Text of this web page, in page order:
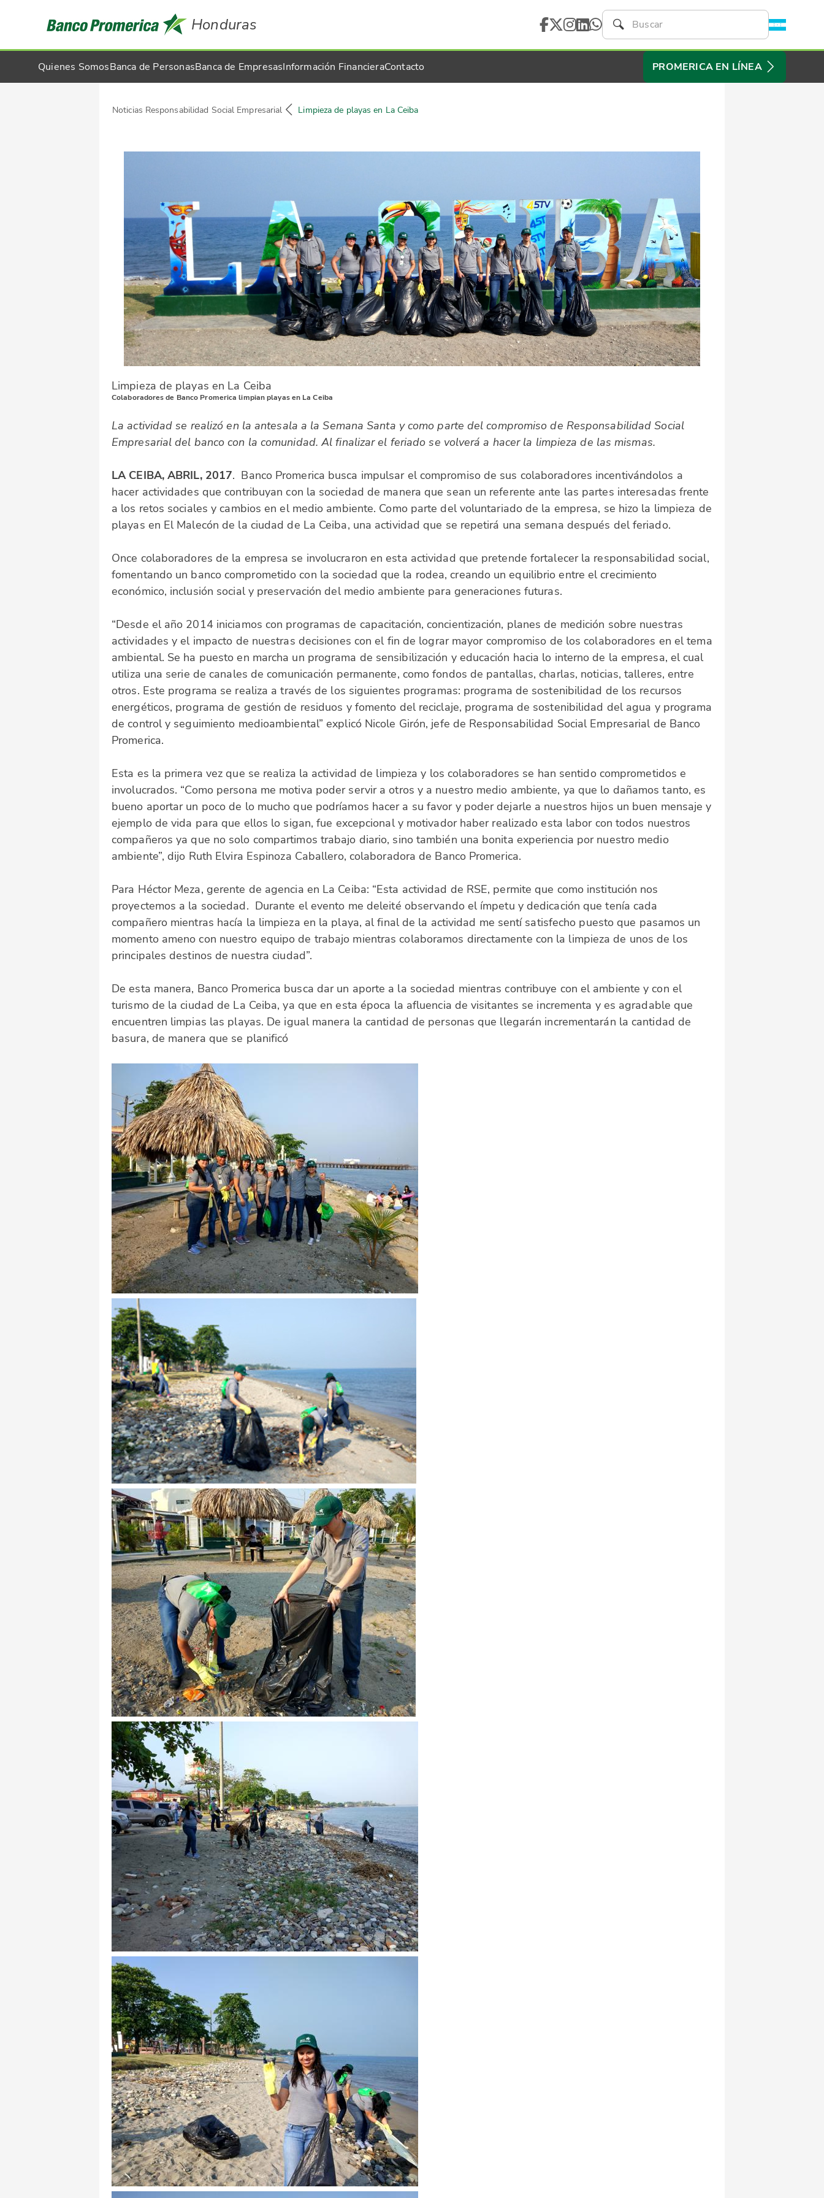
Honduras
Quienes SomosBanca de PersonasBanca de EmpresasInformación FinancieraContacto PROMERICA EN LÍNEA
Limpieza de playas en La Ceiba
Noticias Responsabilidad Social Empresarial
Limpieza de playas en La Ceiba
Colaboradores de Banco Promerica limpian playas en La Ceiba
La actividad se realizó en la antesala a la Semana Santa y como parte del compromiso de Responsabilidad Social
Empresarial del banco con la comunidad. Al finalizar el feriado se volverá a hacer la limpieza de las mismas.
LA CEIBA, ABRIL, 2017. Banco Promerica busca impulsar el compromiso de sus colaboradores incentivándolos a
hacer actividades que contribuyan con la sociedad de manera que sean un referente ante las partes interesadas frente
a los retos sociales y cambios en el medio ambiente. Como parte del voluntariado de la empresa, se hizo la limpieza de
playas en El Malecón de la ciudad de La Ceiba, una actividad que se repetirá una semana después del feriado.
Once colaboradores de la empresa se involucraron en esta actividad que pretende fortalecer la responsabilidad social,
fomentando un banco comprometido con la sociedad que la rodea, creando un equilibrio entre el crecimiento
económico, inclusión social y preservación del medio ambiente para generaciones futuras.
“Desde el año 2014 iniciamos con programas de capacitación, concientización, planes de medición sobre nuestras
actividades y el impacto de nuestras decisiones con el fin de lograr mayor compromiso de los colaboradores en el tema
ambiental. Se ha puesto en marcha un programa de sensibilización y educación hacia lo interno de la empresa, el cual
utiliza una serie de canales de comunicación permanente, como fondos de pantallas, charlas, noticias, talleres, entre
otros. Este programa se realiza a través de los siguientes programas: programa de sostenibilidad de los recursos
energéticos, programa de gestión de residuos y fomento del reciclaje, programa de sostenibilidad del agua y programa
de control y seguimiento medioambiental” explicó Nicole Girón, jefe de Responsabilidad Social Empresarial de Banco
Promerica.
Esta es la primera vez que se realiza la actividad de limpieza y los colaboradores se han sentido comprometidos e
involucrados. “Como persona me motiva poder servir a otros y a nuestro medio ambiente, ya que lo dañamos tanto, es
bueno aportar un poco de lo mucho que podríamos hacer a su favor y poder dejarle a nuestros hijos un buen mensaje y
ejemplo de vida para que ellos lo sigan, fue excepcional y motivador haber realizado esta labor con todos nuestros
compañeros ya que no solo compartimos trabajo diario, sino también una bonita experiencia por nuestro medio
ambiente”, dijo Ruth Elvira Espinoza Caballero, colaboradora de Banco Promerica.
Para Héctor Meza, gerente de agencia en La Ceiba: “Esta actividad de RSE, permite que como institución nos
proyectemos a la sociedad. Durante el evento me deleité observando el ímpetu y dedicación que tenía cada
compañero mientras hacía la limpieza en la playa, al final de la actividad me sentí satisfecho puesto que pasamos un
momento ameno con nuestro equipo de trabajo mientras colaboramos directamente con la limpieza de unos de los
principales destinos de nuestra ciudad”.
De esta manera, Banco Promerica busca dar un aporte a la sociedad mientras contribuye con el ambiente y con el
turismo de la ciudad de La Ceiba, ya que en esta época la afluencia de visitantes se incrementa y es agradable que
encuentren limpias las playas. De igual manera la cantidad de personas que llegarán incrementarán la cantidad de
basura, de manera que se planificó